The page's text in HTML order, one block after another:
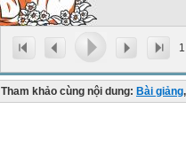
1
Tham khảo cùng nội dung: Bài giảng,